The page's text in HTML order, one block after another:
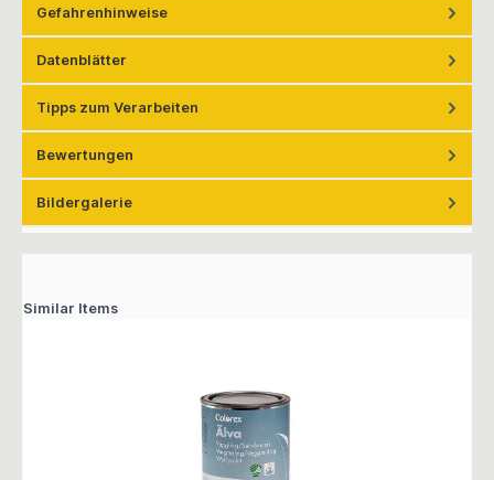
Gefahrenhinweise
Datenblätter
Tipps zum Verarbeiten
Bewertungen
Bildergalerie
Similar Items